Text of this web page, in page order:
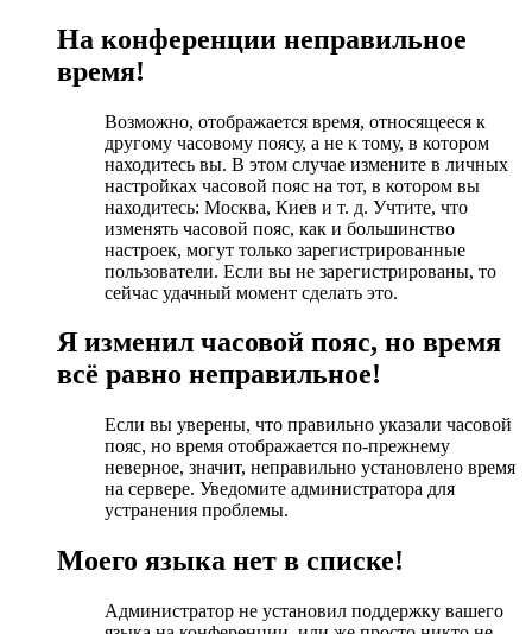
На конференции неправильное
время!
Возможно, отображается время, относящееся к
другому часовому поясу, а не к тому, в котором
находитесь вы. В этом случае измените в личных
настройках часовой пояс на тот, в котором вы
находитесь: Москва, Киев и т. д. Учтите, что
изменять часовой пояс, как и большинство
настроек, могут только зарегистрированные
пользователи. Если вы не зарегистрированы, то
сейчас удачный момент сделать это.
Я изменил часовой пояс, но время
всё равно неправильное!
Если вы уверены, что правильно указали часовой
пояс, но время отображается по-прежнему
неверное, значит, неправильно установлено время
на сервере. Уведомите администратора для
устранения проблемы.
Моего языка нет в списке!
Администратор не установил поддержку вашего